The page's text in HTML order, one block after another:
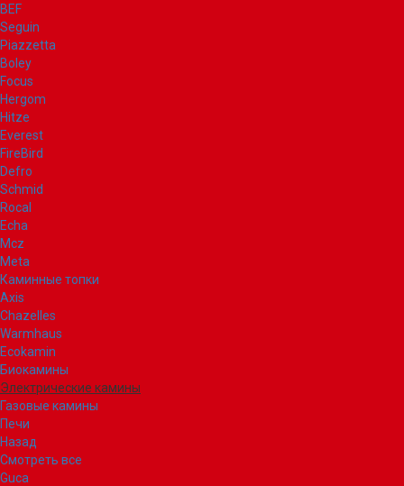
BEF
Seguin
Piazzetta
Boley
Focus
Hergom
Hitze
Everest
FireBird
Defro
Schmid
Rocal
Echa
Mcz
Meta
Каминные топки
Axis
Chazelles
Warmhaus
Ecokamin
Биокамины
Электрические камины
Газовые камины
Печи
Назад
Смотреть все
Guca